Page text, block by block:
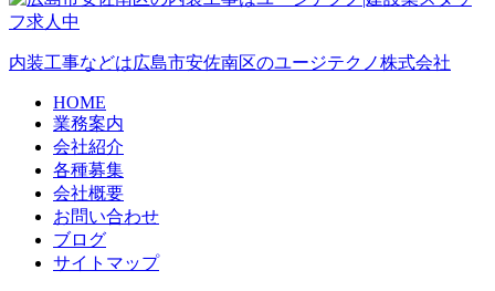
内装工事などは広島市安佐南区のユージテクノ株式会社
HOME
業務案内
会社紹介
各種募集
会社概要
お問い合わせ
ブログ
サイトマップ